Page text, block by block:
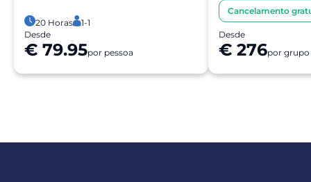
20 Horas
1-1
Desde
€ 79.95por pessoa
Cancelamento
Desde
€ 276por grupo